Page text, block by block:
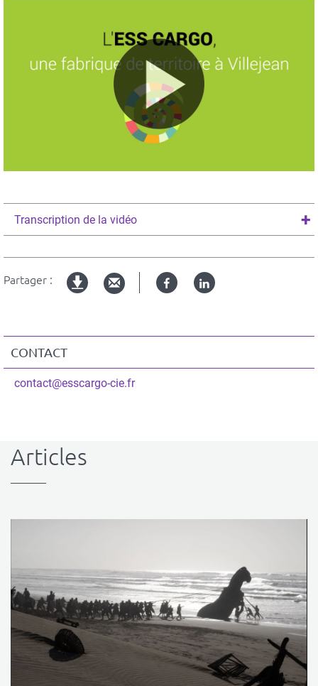
Transcription de la vidéo
Partager : FacebookLinked
CONTACT
contact@esscargo-cie.fr
Articles